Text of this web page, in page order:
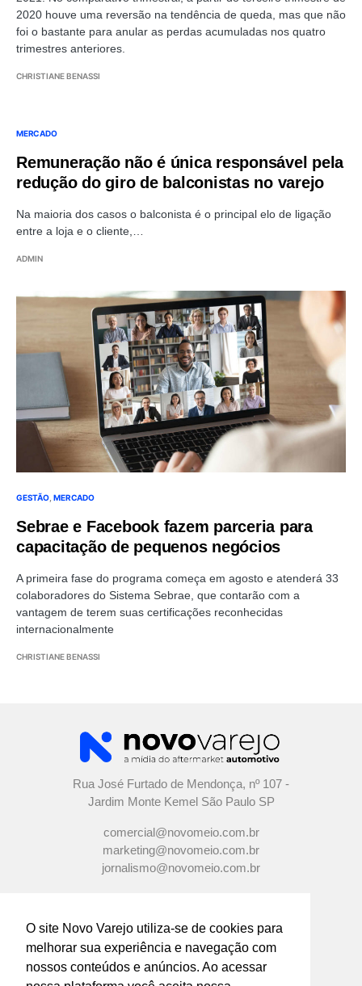
O site Novo Varejo utiliza-se de cookies para
melhorar sua experiência e navegação com
nossos conteúdos e anúncios. Ao acessar
2020 houve uma reversão na tendência de queda, mas que não
foi o bastante para anular as perdas acumuladas nos quatro
trimestres anteriores.
CHRISTIANE BENASSI
MERCADO
Remuneração não é única responsável pela
redução do giro de balconistas no varejo
Na maioria dos casos o balconista é o principal elo de ligação
entre a loja e o cliente,…
ADMIN
GESTÃO MERCADO
Sebrae e Facebook fazem parceria para
capacitação de pequenos negócios
A primeira fase do programa começa em agosto e atenderá 33
colaboradores do Sistema Sebrae, que contarão com a
vantagem de terem suas certificações reconhecidas
internacionalmente
CHRISTIANE BENASSI
Rua José Furtado de Mendonça, nº 107 -
Jardim Monte Kemel São Paulo SP
comercial@novomeio.com.br
marketing@novomeio.com.br
jornalismo@novomeio.com.br
CONFIRA AS NOSSAS REDES
SOCIAIS